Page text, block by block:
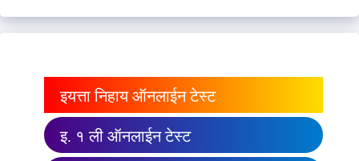
इयत्ता निहाय ऑनलाईन टेस्ट
इ. १ ली ऑनलाईन टेस्ट